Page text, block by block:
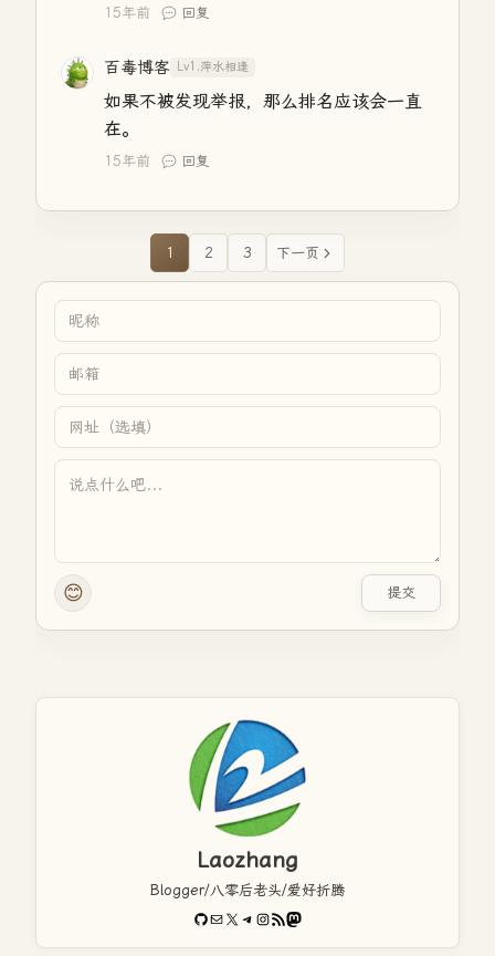
15年前 回复
百毒博客 Lv1.萍水相逢
如果不被发现举报，那么排名应该会一直
在。
15年前 回复
1 2 3 下一页
😊 提交
Laozhang
Blogger/八零后老头/爱好折腾
GitHub
电子邮件X Telegram
Instagram
RSS FeedMastodon